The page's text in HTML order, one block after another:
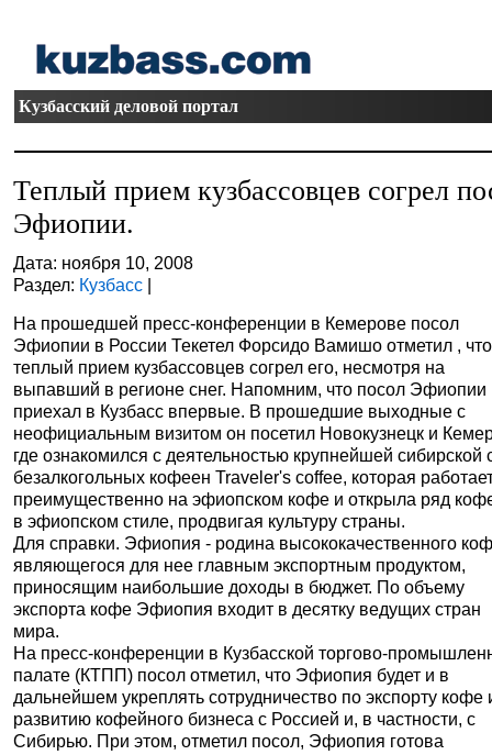
Кузбасский деловой портал
Теплый прием кузбассовцев согрел
Эфиопии.
Дата: ноября 10, 2008
Раздел: Кузбасс |
На прошедшей пресс-конференции в Кемерове посол
Эфиопии в России Текетел Форсидо Вамишо отметил , что
теплый прием кузбассовцев согрел его, несмотря на
выпавший в регионе снег. Напомним, что посол Эфиопии
приехал в Кузбасс впервые. В прошедшие выходные с
неофициальным визитом он посетил Новокузнецк и
где ознакомился с деятельностью крупнейшей сибирской
безалкогольных кофеен Traveler's coffee, которая
преимущественно на эфиопском кофе и открыла ряд
в эфиопском стиле, продвигая культуру страны.
Для справки. Эфиопия - родина высококачественного
являющегося для нее главным экспортным продуктом,
приносящим наибольшие доходы в бюджет. По объему
экспорта кофе Эфиопия входит в десятку ведущих стран
мира.
На пресс-конференции в Кузбасской торгово-
палате (КТПП) посол отметил, что Эфиопия будет и в
дальнейшем укреплять сотрудничество по экспорту кофе
развитию кофейного бизнеса с Россией и, в частности, с
Сибирью. При этом, отметил посол, Эфиопия готова